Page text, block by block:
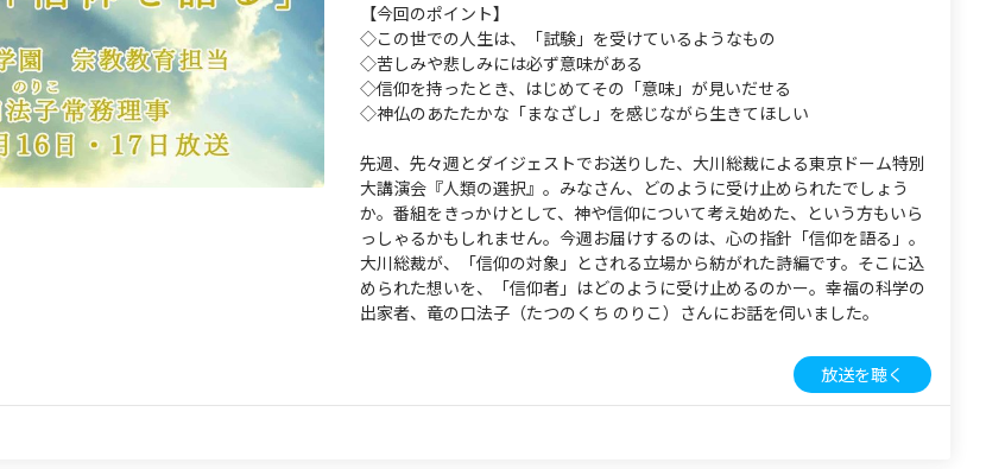
【今回のポイント】
◇この世での人生は、「試験」を受けているようなもの
◇苦しみや悲しみには必ず意味がある
◇信仰を持ったとき、はじめてその「意味」が見いだせる
◇神仏のあたたかな「まなざし」を感じながら生きてほしい
先週、先々週とダイジェストでお送りした、大川総裁による東京ドーム特別
大講演会『人類の選択』。みなさん、どのように受け止められたでしょう
か。番組をきっかけとして、神や信仰について考え始めた、という方もいら
っしゃるかもしれません。今週お届けするのは、心の指針「信仰を語る」。
大川総裁が、「信仰の対象」とされる立場から紡がれた詩編です。そこに込
められた想いを、「信仰者」はどのように受け止めるのかー。幸福の科学の
出家者、竜の口法子（たつのくち のりこ）さんにお話を伺いました。
放送を聴く